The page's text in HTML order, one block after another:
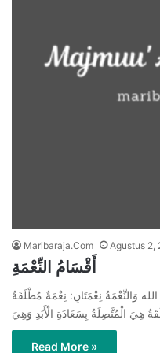
Maribaraja.Com Agustus 2,
أَقْسَامُ النِّعْمَةِ
وَالنِّعْمَةُ نِعْمَتَانِ: نِعْمَةٌ مُطْلَقَةٌ
Read More »